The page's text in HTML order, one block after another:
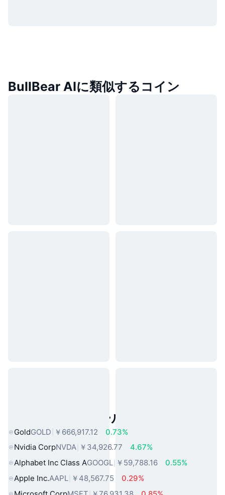
BullBear AIに類似するコイン
人気のリアルワールドアセット
GoldGOLD ￥666,917.12
0.73%
Nvidia CorpNVDA ￥34,926.77
4.67%
Alphabet Inc Class AGOOGL ￥59,788.16
0.55%
Apple Inc.AAPL ￥48,567.75
0.29%